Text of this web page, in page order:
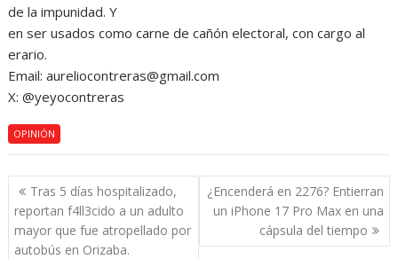
de la impunidad. Y
en ser usados como carne de cañón electoral, con cargo al
erario.
Email: aureliocontreras@gmail.com
X: @yeyocontreras
OPINIÓN
Navegación
de
entradas
Tras 5 días hospitalizado,
reportan f4ll3cido a un adulto
mayor que fue atropellado por
autobús en Orizaba.
¿Encenderá en 2276? Entierran
un iPhone 17 Pro Max en una
cápsula del tiempo